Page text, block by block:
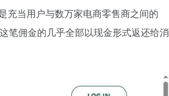
充当用户与数万家电商零售商之间的
笔佣金的几乎全部以现金形式返还给消